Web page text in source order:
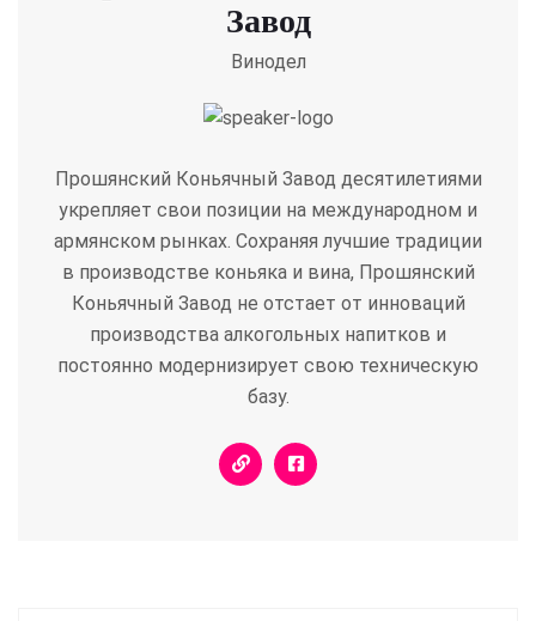
Завод
Винодел
Прошянский Коньячный Завод десятилетиями
укрепляет свои позиции на международном и
армянском рынках. Сохраняя лучшие традиции
в производстве коньяка и вина, Прошянский
Коньячный Завод не отстает от инноваций
производства алкогольных напитков и
постоянно модернизирует свою техническую
базу.